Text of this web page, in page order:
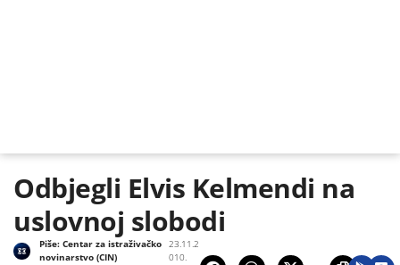
Odbjegli Elvis Kelmendi na
uslovnoj slobodi
23.11.2
010.
Piše: Centar za istraživačko
novinarstvo (CIN)